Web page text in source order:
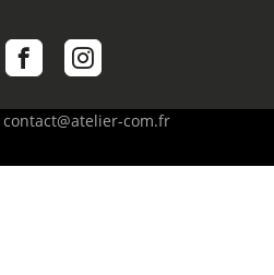
contact@atelier-com.fr